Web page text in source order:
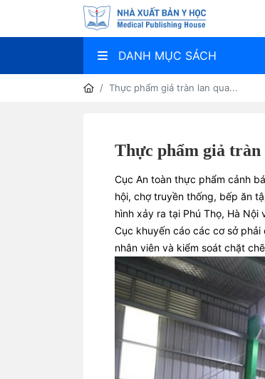
DANH MỤC SÁCH
Thực phẩm giả tràn lan qua...
Thực phẩm giả
Cục An toàn thực phẩm cảnh
hội, chợ truyền thống, bếp ăn
hình xảy ra tại Phú Thọ, Hà Nội
Cục khuyến cáo các cơ sở
nhân viên và kiểm soát chặt